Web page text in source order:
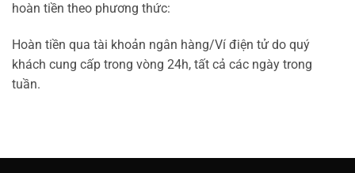
hoàn tiền theo phương thức:
Hoàn tiền qua tài khoản ngân hàng/Ví điện tử do quý
khách cung cấp trong vòng 24h, tất cả các ngày trong
tuần.